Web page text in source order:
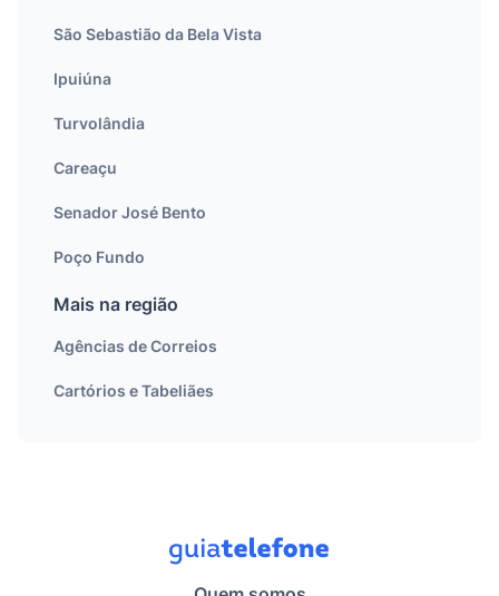
São Sebastião da Bela Vista
Ipuiúna
Turvolândia
Careaçu
Senador José Bento
Poço Fundo
Mais na região
Agências de Correios
Cartórios e Tabeliães